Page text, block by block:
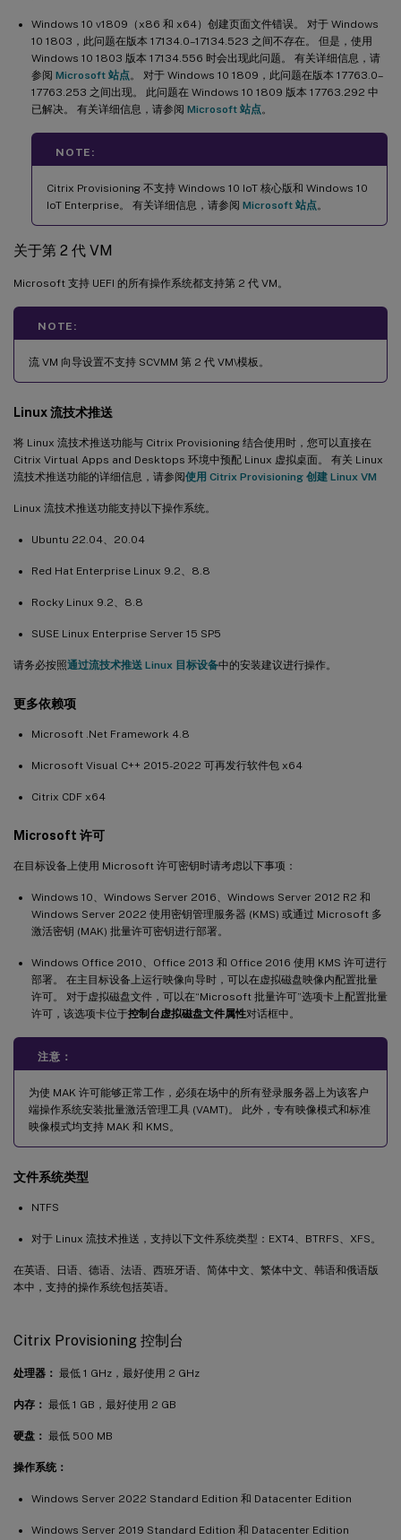
Windows 10 v1809（x86 和 x64）创建页面文件错误。 对于 Windows
10 1803，此问题在版本 17134.0–17134.523 之间不存在。 但是，使用
Windows 10 1803 版本 17134.556 时会出现此问题。 有关详细信息，请
参阅 Microsoft 站点。 对于 Windows 10 1809，此问题在版本 17763.0–
17763.253 之间出现。 此问题在 Windows 10 1809 版本 17763.292 中
已解决。 有关详细信息，请参阅 Microsoft 站点。
NOTE:
Citrix Provisioning 不支持 Windows 10 IoT 核心版和 Windows 10
IoT Enterprise。 有关详细信息，请参阅 Microsoft 站点。
关于第 2 代 VM
Microsoft 支持 UEFI 的所有操作系统都支持第 2 代 VM。
NOTE:
流 VM 向导设置不支持 SCVMM 第 2 代 VM\模板。
Linux 流技术推送
将 Linux 流技术推送功能与 Citrix Provisioning 结合使用时，您可以直接在
Citrix Virtual Apps and Desktops 环境中预配 Linux 虚拟桌面。 有关 Linux
流技术推送功能的详细信息，请参阅使用 Citrix Provisioning 创建 Linux VM
Linux 流技术推送功能支持以下操作系统。
Ubuntu 22.04、20.04
Red Hat Enterprise Linux 9.2、8.8
Rocky Linux 9.2、8.8
SUSE Linux Enterprise Server 15 SP5
请务必按照通过流技术推送 Linux 目标设备中的安装建议进行操作。
更多依赖项
Microsoft .Net Framework 4.8
Microsoft Visual C++ 2015-2022 可再发行软件包 x64
Citrix CDF x64
Microsoft 许可
在目标设备上使用 Microsoft 许可密钥时请考虑以下事项：
Windows 10、Windows Server 2016、Windows Server 2012 R2 和
Windows Server 2022 使用密钥管理服务器 (KMS) 或通过 Microsoft 多
激活密钥 (MAK) 批量许可密钥进行部署。
Windows Office 2010、Office 2013 和 Office 2016 使用 KMS 许可进行
部署。 在主目标设备上运行映像向导时，可以在虚拟磁盘映像内配置批量
许可。 对于虚拟磁盘文件，可以在“Microsoft 批量许可”选项卡上配置批量
许可，该选项卡位于控制台虚拟磁盘文件属性对话框中。
注意：
为使 MAK 许可能够正常工作，必须在场中的所有登录服务器上为该客户
端操作系统安装批量激活管理工具 (VAMT)。 此外，专有映像模式和标准
映像模式均支持 MAK 和 KMS。
文件系统类型
NTFS
对于 Linux 流技术推送，支持以下文件系统类型：EXT4、BTRFS、XFS。
在英语、日语、德语、法语、西班牙语、简体中文、繁体中文、韩语和俄语版
本中，支持的操作系统包括英语。
Citrix Provisioning 控制台
处理器： 最低 1 GHz，最好使用 2 GHz
内存： 最低 1 GB，最好使用 2 GB
硬盘： 最低 500 MB
操作系统：
Windows Server 2022 Standard Edition 和 Datacenter Edition
Windows Server 2019 Standard Edition 和 Datacenter Edition